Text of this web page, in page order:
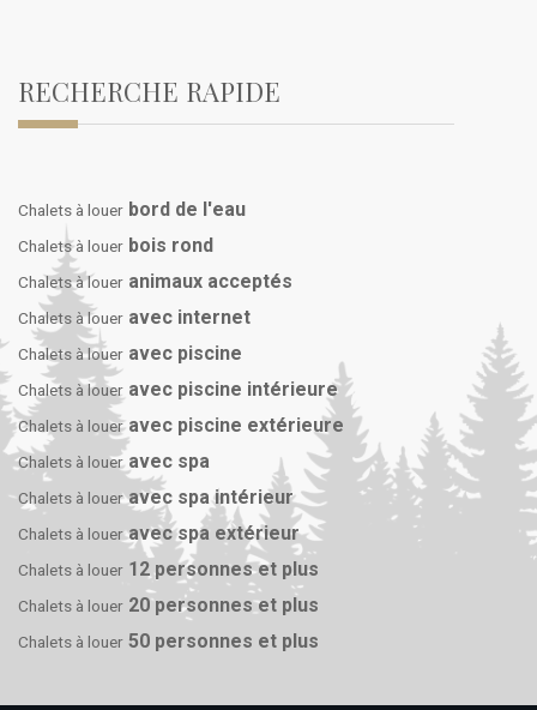
RECHERCHE RAPIDE
Chalets à louer bord de l'eau
Chalets à louer bois rond
Chalets à louer animaux acceptés
Chalets à louer avec internet
Chalets à louer avec piscine
Chalets à louer avec piscine intérieure
Chalets à louer avec piscine extérieure
Chalets à louer avec spa
Chalets à louer avec spa intérieur
Chalets à louer avec spa extérieur
Chalets à louer 12 personnes et plus
Chalets à louer 20 personnes et plus
Chalets à louer 50 personnes et plus